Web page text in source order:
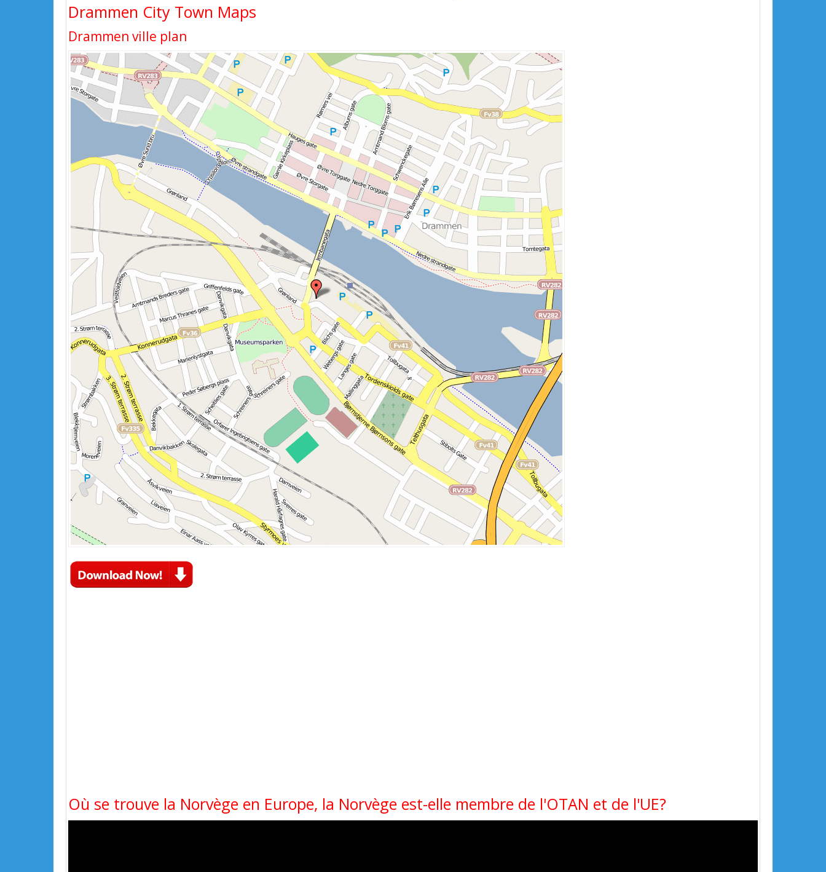
Drammen City Town Maps
Drammen ville plan
Où se trouve la Norvège en Europe, la Norvège est-elle membre de l'OTAN et de l'UE?